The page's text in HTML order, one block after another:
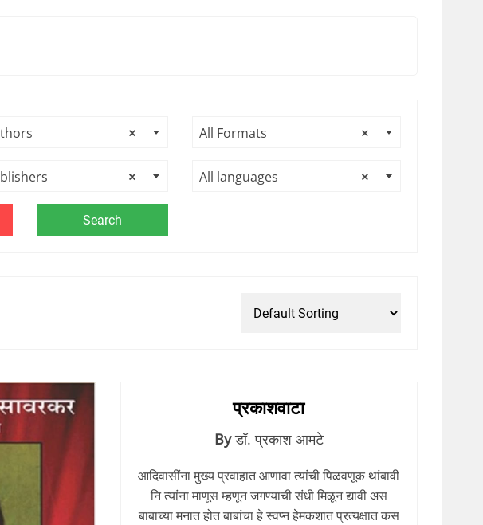
× ×
All Formats
× ×
All languages
प्रकाशवाटा
By डॉ. प्रकाश आमटे
आदिवासींना मुख्य प्रवाहात आणावा त्यांची पिळवणूक थांबावी
नि त्यांना माणूस म्हणून जगण्याची संधी मिळून द्यावी अस
बाबाच्या मनात होत बाबांचा हे स्वप्न हेमकशात प्रत्यक्षात कस